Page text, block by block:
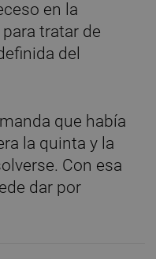
en la
tratar de
del
que había
la quinta y la
Con esa
dar por